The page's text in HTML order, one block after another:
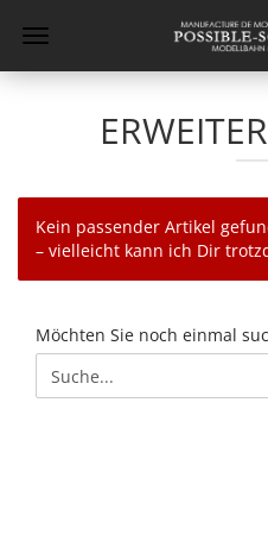
Kein passender Artikel
– vielleicht kann ich Dir
MÖCHTEN
SIE
NOCH
EINMAL
Möchten Sie noch einmal